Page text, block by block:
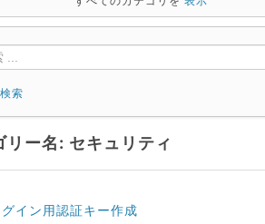
索
リー名: セキュリティ
グイン用認証キー作成